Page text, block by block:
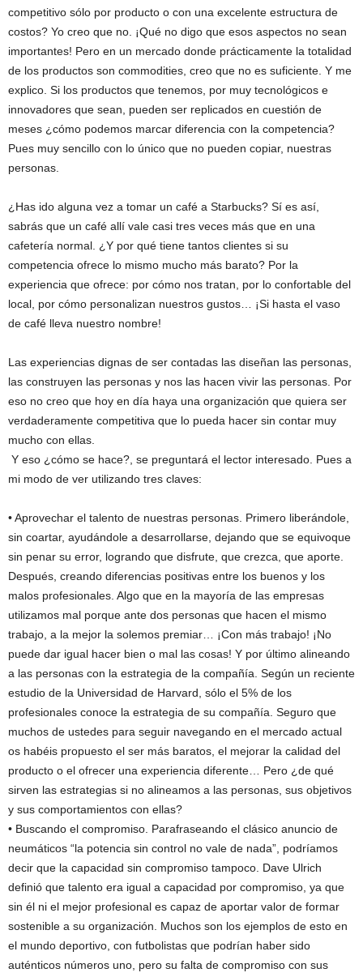
competitivo sólo por producto o con una excelente estructura de
costos? Yo creo que no. ¡Qué no digo que esos aspectos no sean
importantes! Pero en un mercado donde prácticamente la totalidad
de los productos son commodities, creo que no es suficiente. Y me
explico. Si los productos que tenemos, por muy tecnológicos e
innovadores que sean, pueden ser replicados en cuestión de
meses ¿cómo podemos marcar diferencia con la competencia?
Pues muy sencillo con lo único que no pueden copiar, nuestras
personas.
¿Has ido alguna vez a tomar un café a Starbucks? Sí es así,
sabrás que un café allí vale casi tres veces más que en una
cafetería normal. ¿Y por qué tiene tantos clientes si su
competencia ofrece lo mismo mucho más barato? Por la
experiencia que ofrece: por cómo nos tratan, por lo confortable del
local, por cómo personalizan nuestros gustos… ¡Si hasta el vaso
de café lleva nuestro nombre!
Las experiencias dignas de ser contadas las diseñan las personas,
las construyen las personas y nos las hacen vivir las personas. Por
eso no creo que hoy en día haya una organización que quiera ser
verdaderamente competitiva que lo pueda hacer sin contar muy
mucho con ellas.
Y eso ¿cómo se hace?, se preguntará el lector interesado. Pues a
mi modo de ver utilizando tres claves:
• Aprovechar el talento de nuestras personas. Primero liberándole,
sin coartar, ayudándole a desarrollarse, dejando que se equivoque
sin penar su error, logrando que disfrute, que crezca, que aporte.
Después, creando diferencias positivas entre los buenos y los
malos profesionales. Algo que en la mayoría de las empresas
utilizamos mal porque ante dos personas que hacen el mismo
trabajo, a la mejor la solemos premiar… ¡Con más trabajo! ¡No
puede dar igual hacer bien o mal las cosas! Y por último alineando
a las personas con la estrategia de la compañía. Según un reciente
estudio de la Universidad de Harvard, sólo el 5% de los
profesionales conoce la estrategia de su compañía. Seguro que
muchos de ustedes para seguir navegando en el mercado actual
os habéis propuesto el ser más baratos, el mejorar la calidad del
producto o el ofrecer una experiencia diferente… Pero ¿de qué
sirven las estrategias si no alineamos a las personas, sus objetivos
y sus comportamientos con ellas?
• Buscando el compromiso. Parafraseando el clásico anuncio de
neumáticos “la potencia sin control no vale de nada”, podríamos
decir que la capacidad sin compromiso tampoco. Dave Ulrich
definió que talento era igual a capacidad por compromiso, ya que
sin él ni el mejor profesional es capaz de aportar valor de formar
sostenible a su organización. Muchos son los ejemplos de esto en
el mundo deportivo, con futbolistas que podrían haber sido
auténticos números uno, pero su falta de compromiso con sus